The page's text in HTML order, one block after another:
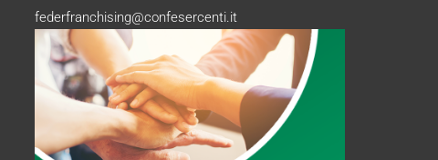
federfranchising@confesercenti.it